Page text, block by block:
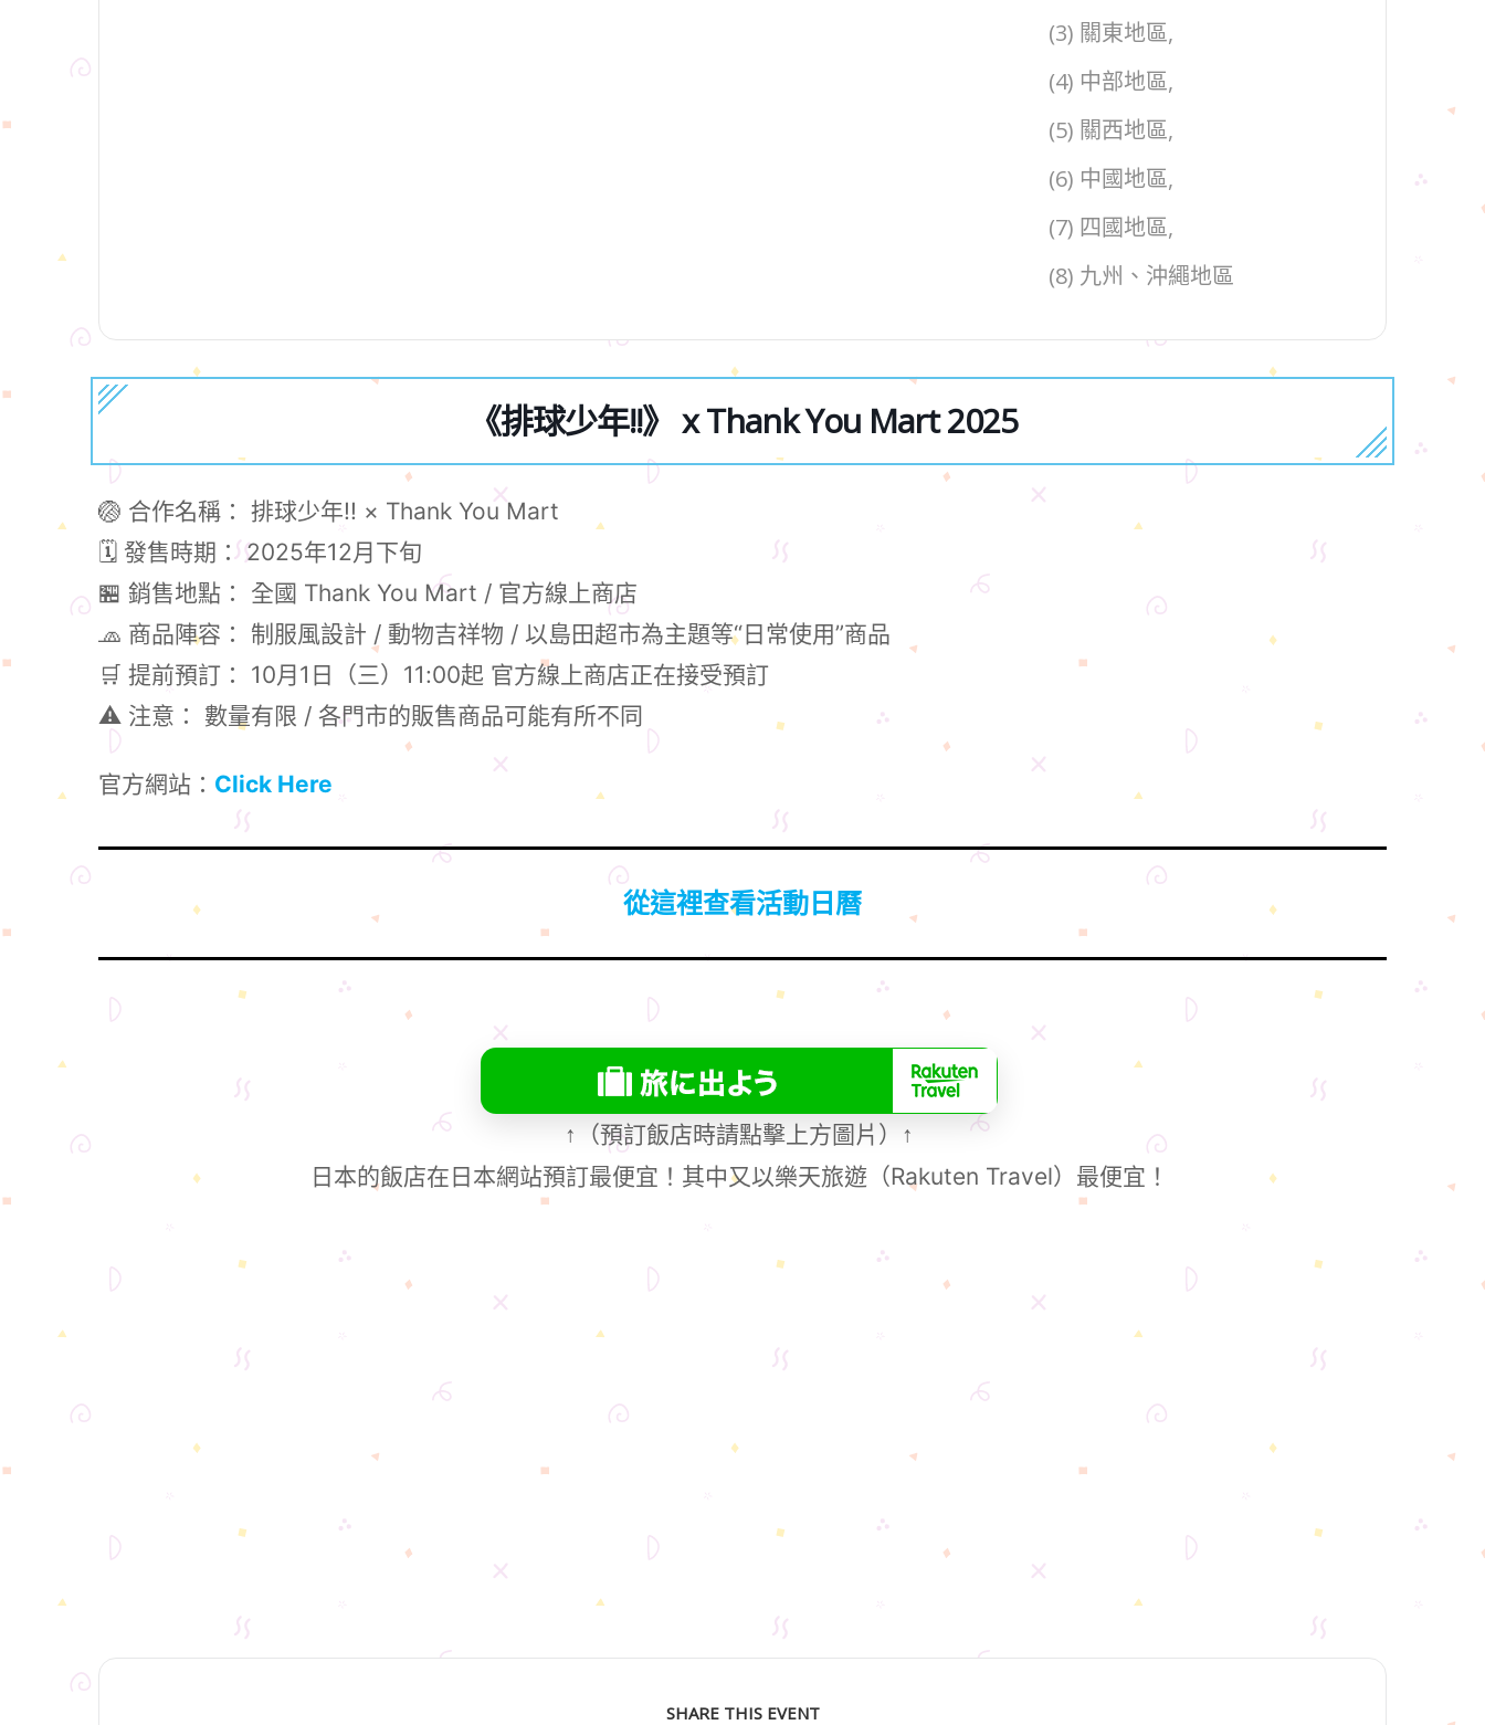
(3) 關東地區,
(4) 中部地區,
(5) 關西地區,
(6) 中國地區,
(7) 四國地區,
(8) 九州、沖繩地區
《排球少年!!》 x Thank You Mart 2025
🏐 合作名稱： 排球少年!! × Thank You Mart
🗓 發售時期： 2025年12月下旬
🏪 銷售地點： 全國 Thank You Mart / 官方線上商店
🧢 商品陣容： 制服風設計 / 動物吉祥物 / 以島田超市為主題等“日常使用”商品
🛒 提前預訂： 10月1日（三）11:00起 官方線上商店正在接受預訂
⚠️ 注意： 數量有限 / 各門市的販售商品可能有所不同
官方網站： Click Here
從這裡查看活動日曆
↑ （預訂飯店時請點擊上方圖片） ↑
日本的飯店在日本網站預訂最便宜！其中又以樂天旅遊（Rakuten Travel）最便宜！
SHARE THIS EVENT